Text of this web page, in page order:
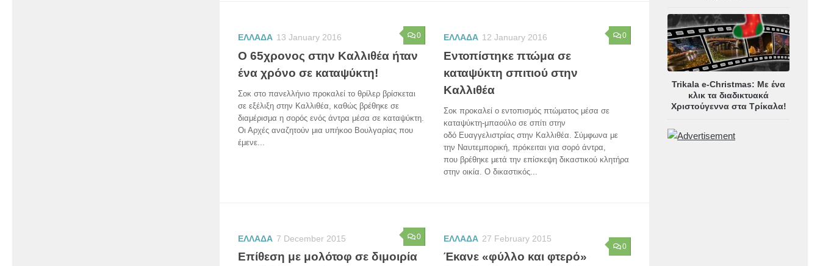
0
ΕΛΛΑΔΑ 13 January 2016
O 65χρονος στην Καλλιθέα ήταν
ένα χρόνο σε καταψύκτη!
Σοκ στο πανελλήνιο προκαλεί το θρίλερ βρίσκεται
σε εξέλιξη στην Καλλιθέα, καθώς βρέθηκε σε
διαμέρισμα η σορός ενός άντρα μέσα σε καταψύκτη.
Οι Αρχές αναζητούν μια υπήκοο Βουλγαρίας που
έμενε...
0
ΕΛΛΑΔΑ 12 January 2016
Εντοπίστηκε πτώμα σε
καταψύκτη σπιτιού στην
Καλλιθέα
Σοκ προκαλεί ο εντοπισμός πτώματος μέσα σε
καταψύκτη-μπαούλο σε σπίτι στην
οδό Ευαγγελιστρίας στην Καλλιθέα. Σύμφωνα με
την Ναυτεμπορική, πρόκειται για σορό άντρα,
που βρέθηκε μετά την επίσκεψη δικαστικού κλητήρα
στην οικία. Ο δικαστικός...
0
ΕΛΛΑΔΑ 7 December 2015
Επίθεση με μολότοφ σε διμοιρία
0
ΕΛΛΑΔΑ 27 February 2015
Έκανε «φύλλο και φτερό»
Trikala e-Christmas: Με ένα
κλικ τα διαδικτυακά
Χριστούγεννα στα Τρίκαλα!